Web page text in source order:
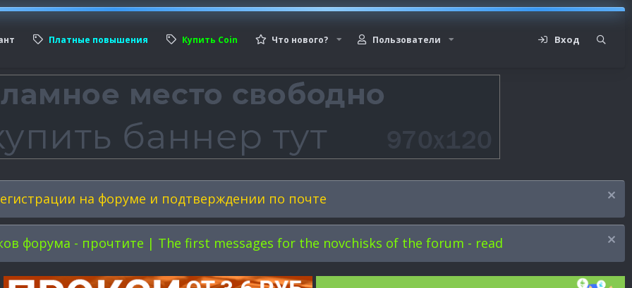
Платные повышения Купить Coin Что нового? Пользователи Вход
на форуме и подтверждении по почте
форума - прочтите | The first messages for the novchisks of the forum - read